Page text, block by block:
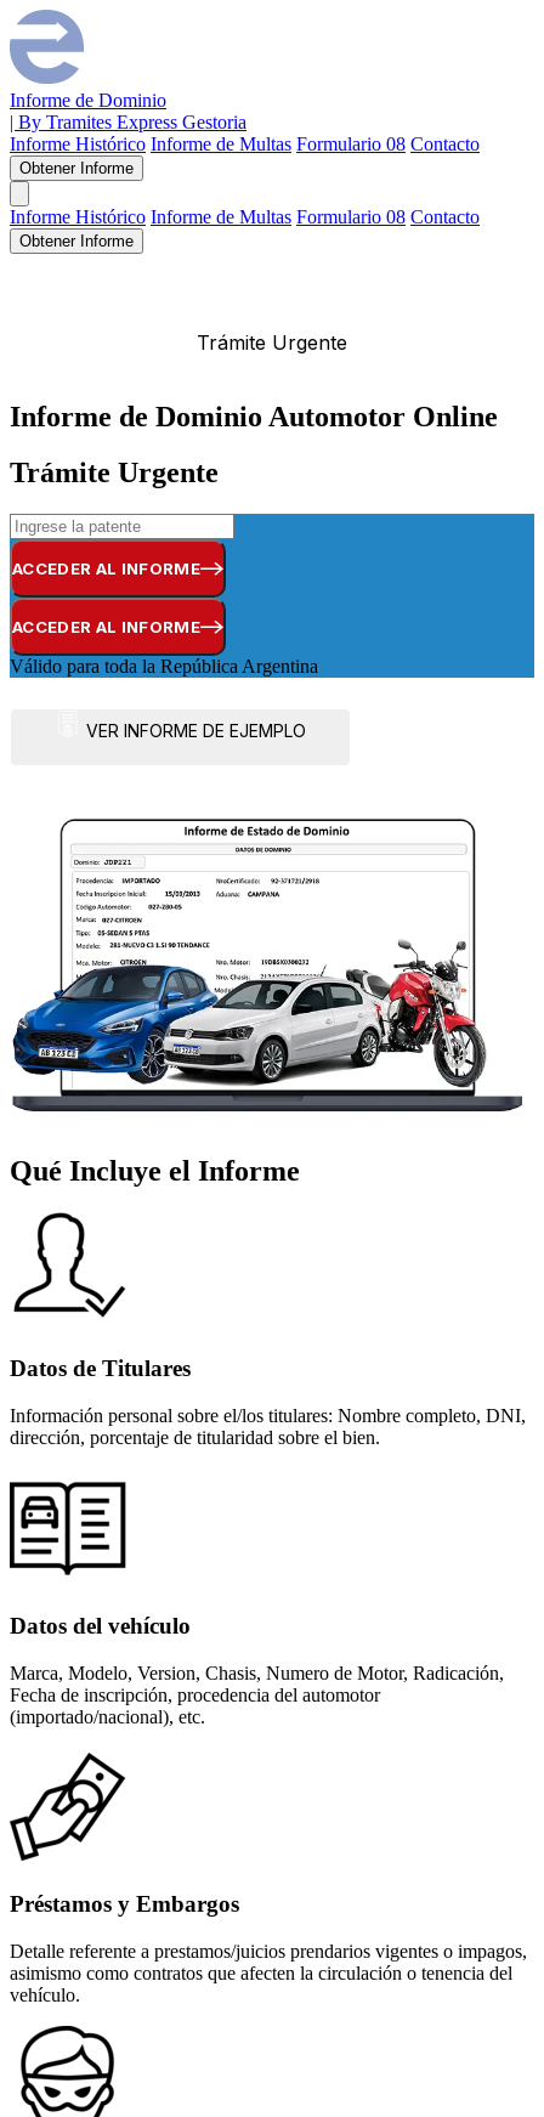
Informe de Dominio
| By Tramites Express Gestoria
Informe Histórico Informe de Multas Formulario 08 Contacto
Obtener Informe
Informe Histórico Informe de Multas Formulario 08 Contacto
Obtener Informe
Trámite Urgente
Informe de Dominio Automotor Online
Trámite Urgente
ACCEDER AL INFORME
ACCEDER AL INFORME
Válido para toda la República Argentina
VER INFORME DE EJEMPLO
Qué Incluye el Informe
Datos de Titulares
Información personal sobre el/los titulares: Nombre completo, DNI,
dirección, porcentaje de titularidad sobre el bien.
Datos del vehículo
Marca, Modelo, Version, Chasis, Numero de Motor, Radicación,
Fecha de inscripción, procedencia del automotor
(importado/nacional), etc.
Préstamos y Embargos
Detalle referente a prestamos/juicios prendarios vigentes o impagos,
asimismo como contratos que afecten la circulación o tenencia del
vehículo.